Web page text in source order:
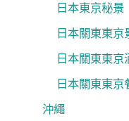
日本東京秘景
日本關東東京
日本關東東京
日本關東東京
沖繩